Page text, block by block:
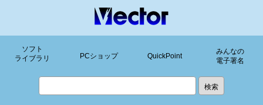
ソフト
ライブラリ
PCショップ QuickPoint
みんなの
電子署名